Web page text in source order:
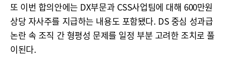
또 이번 합의안에는 DX부문과 CSS사업팀에 대해 600만원
상당 자사주를 지급하는 내용도 포함됐다. DS 중심 성과급
논란 속 조직 간 형평성 문제를 일정 부분 고려한 조치로 풀
이된다.